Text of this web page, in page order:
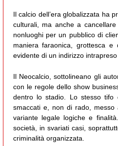
Il calcio dell’era globalizzata ha
culturali, ma anche a
nonluoghi per un pubblico di
maniera faraonica, grottesca e
evidente di un indirizzo
Il Neocalcio, sottolineano gli
con le regole dello show
dentro lo stadio. Lo stesso tifo
smaccati e, non di rado, messo
variante legale logiche e
società, in svariati casi,
criminalità organizzata.